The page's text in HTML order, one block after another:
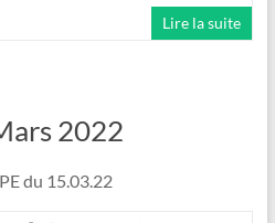
Lire la suite
2022
du 15.03.22